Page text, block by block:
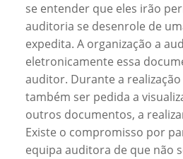
se entender que eles irão
auditoria se desenrole de
expedita. A organização a
eletronicamente essa
auditor. Durante a
também ser pedida a
outros documentos, a
Existe o compromisso por
equipa auditora de que não